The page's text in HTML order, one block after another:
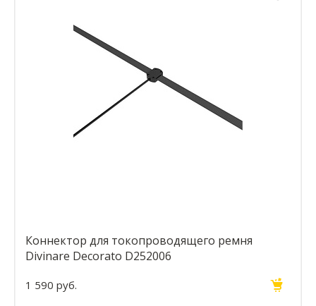
Коннектор для токопроводящего ремня
Divinare Decorato D252006
1 590 руб.